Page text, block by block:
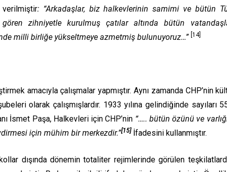
verilmiştir: “Arkadaşlar, biz halkevlerinin samimi ve bütün
zihniyetle kurulmuş çatılar altında bütün
milli birliğe yükseltmeye azmetmiş bulunuyoruz…” [14]
amacıyla çalışmalar yapmıştır. Aynı zamanda CHP’nin
olarak çalışmışlardır. 1933 yılına gelindiğinde sayıları
İsmet Paşa, Halkevleri için CHP’nin “….. bütün özünü ve
için mühim bir merkezdir.”[15]İfadesini kullanmıştır.
dışında dönemin totaliter rejimlerinde görülen